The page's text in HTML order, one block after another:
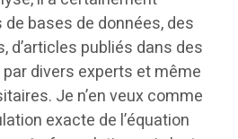
bases de données, des
d’articles publiés dans des
divers experts et même
Je n’en veux comme
exacte de l’équation